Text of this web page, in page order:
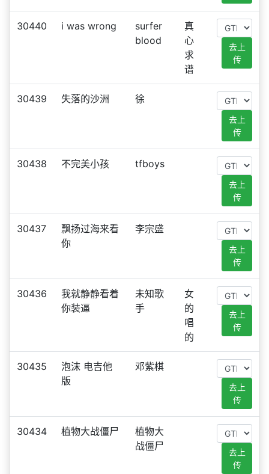
30440 i was wrong
surfer
blood
真
心
求
谱
去上
传
30439 失落的沙洲 徐
去上
传
30438 不完美小孩 tfboys
去上
传
30437
飘扬过海来看
你
李宗盛
去上
传
30436
我就静静看着
你装逼
未知歌
手
女
的
唱
的
去上
传
30435
泡沫 电吉他
版
邓紫棋
去上
传
30434 植物大战僵尸
植物大
战僵尸
去上
传